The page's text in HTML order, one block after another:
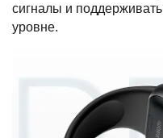
сигналы и
уровне.